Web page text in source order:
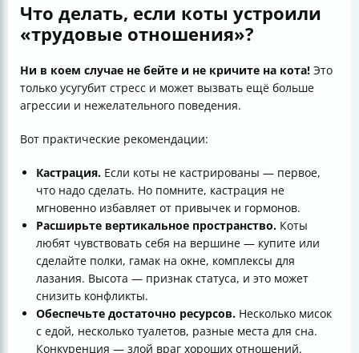
Что делать, если коты устроили
«трудовые отношения»?
Ни в коем случае не бейте и не кричите на кота! Это
только усугубит стресс и может вызвать ещё больше
агрессии и нежелательного поведения.
Вот практические рекомендации:
Кастрация. Если коты не кастрированы — первое,
что надо сделать. Но помните, кастрация не
мгновенно избавляет от привычек и гормонов.
Расширьте вертикальное пространство. Коты
любят чувствовать себя на вершине — купите или
сделайте полки, гамак на окне, комплексы для
лазания. Высота — признак статуса, и это может
снизить конфликты.
Обеспечьте достаточно ресурсов. Несколько мисок
с едой, несколько туалетов, разные места для сна.
Конкуренция — злой враг хороших отношений.